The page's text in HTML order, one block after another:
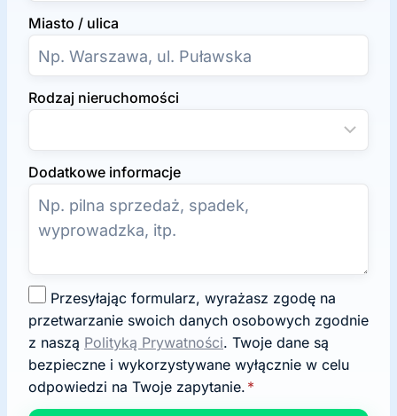
Miasto / ulica
Rodzaj nieruchomości
Dodatkowe informacje
g
o
d
a
n
przetwarzanie swoich danych osobowych zgodnie
z naszą Polityką Prywatności. Twoje dane są
bezpieczne i wykorzystywane wyłącznie w celu
odpowiedzi na Twoje zapytanie. *